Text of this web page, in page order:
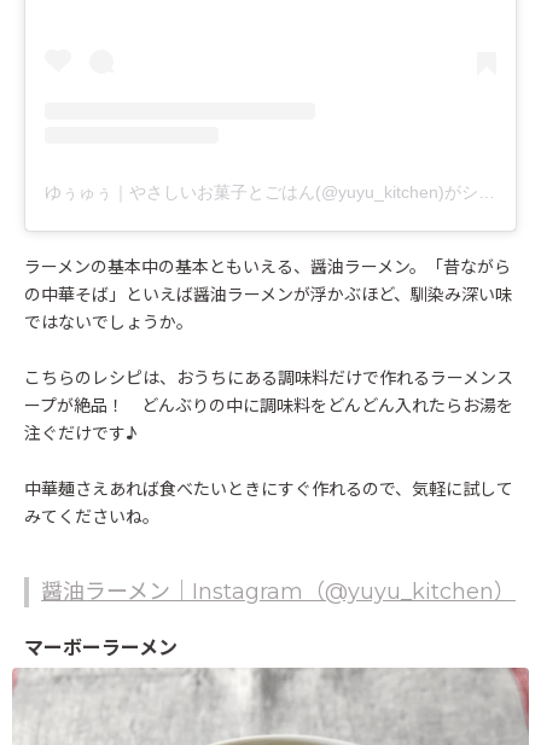
ゆぅゅぅ｜やさしいお菓子とごはん(@yuyu_kitchen)がシェアした投稿
ラーメンの基本中の基本ともいえる、醤油ラーメン。「昔ながら
の中華そば」といえば醤油ラーメンが浮かぶほど、馴染み深い味
ではないでしょうか。
こちらのレシピは、おうちにある調味料だけで作れるラーメンス
ープが絶品！ どんぶりの中に調味料をどんどん入れたらお湯を
注ぐだけです♪
中華麺さえあれば食べたいときにすぐ作れるので、気軽に試して
みてくださいね。
醤油ラーメン｜Instagram（@yuyu_kitchen）
マーボーラーメン